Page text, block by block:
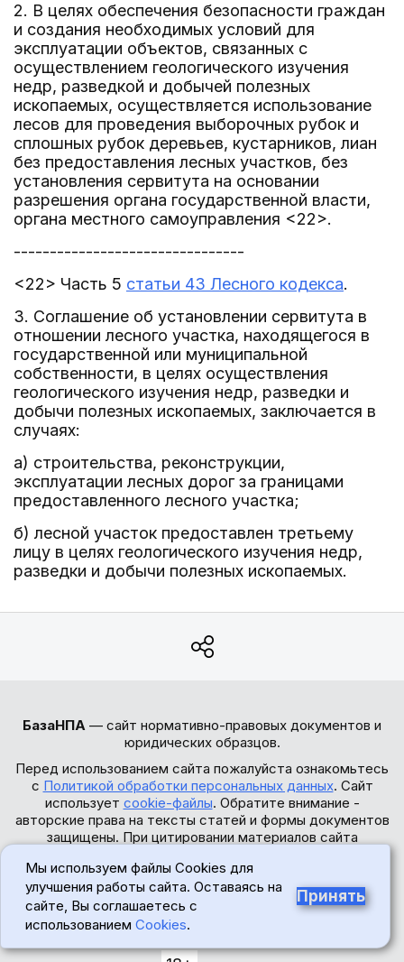
2. В целях обеспечения безопасности граждан
и создания необходимых условий для
эксплуатации объектов, связанных с
осуществлением геологического изучения
недр, разведкой и добычей полезных
ископаемых, осуществляется использование
лесов для проведения выборочных рубок и
сплошных рубок деревьев, кустарников, лиан
без предоставления лесных участков, без
установления сервитута на основании
разрешения органа государственной власти,
органа местного самоуправления <22>.
--------------------------------
<22> Часть 5 статьи 43 Лесного кодекса.
3. Соглашение об установлении сервитута в
отношении лесного участка, находящегося в
государственной или муниципальной
собственности, в целях осуществления
геологического изучения недр, разведки и
добычи полезных ископаемых, заключается в
случаях:
а) строительства, реконструкции,
эксплуатации лесных дорог за границами
предоставленного лесного участка;
б) лесной участок предоставлен третьему
лицу в целях геологического изучения недр,
разведки и добычи полезных ископаемых.
БазаНПА — сайт нормативно-правовых документов и
юридических образцов.
Перед использованием сайта пожалуйста ознакомьтесь
с Политикой обработки персональных данных. Сайт
использует cookie-файлы. Обратите внимание -
авторские права на тексты статей и формы документов
защищены. При цитировании материалов сайта
Правовой рубрикатор
Лента обновлений
Обратная связь
© 2017-2026
Мы используем файлы Cookies для
улучшения работы сайта. Оставаясь на
сайте, Вы соглашаетесь с
использованием Cookies.
Принять